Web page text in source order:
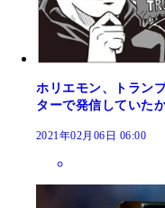
ホリエモン、トラン
ターで発信していた
2021年02月06日 06:00